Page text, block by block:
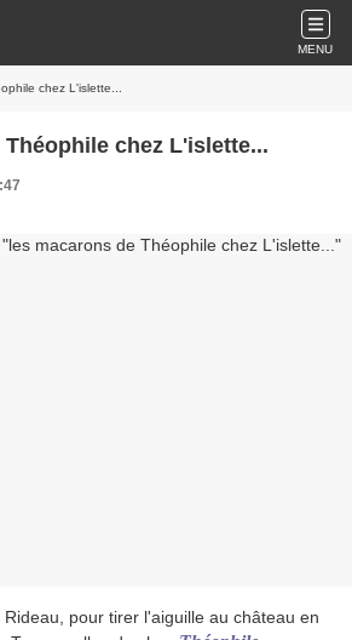
MENU
chez L'islette...
Théophile chez L'islette...
Rideau, pour tirer l'aiguille au château en